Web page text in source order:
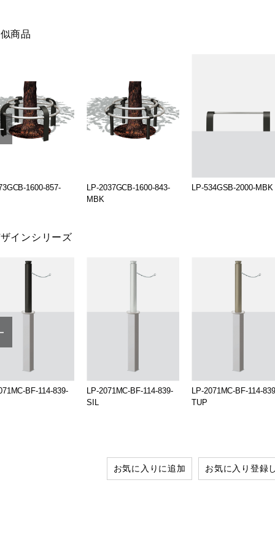
商品
1600-857-
LP-2037GCB-1600-843-
MBK
LP-534GSB-2000-MBK
インシリーズ
BF-114-839-
LP-2071MC-BF-114-839-
SIL
LP-2071MC-BF-114-
TUP
お気に入りに追加 お気に入り登録